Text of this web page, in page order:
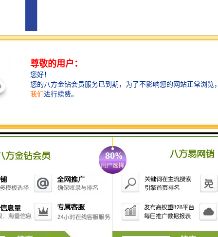
中际展览恪守“诚信务实、追求卓远”的经营理念，致力
于在促进国内外贸易和技术交流合作方面，发挥桥梁和
纽带作用，并以协助企业开拓国外市场为己任,为客户提